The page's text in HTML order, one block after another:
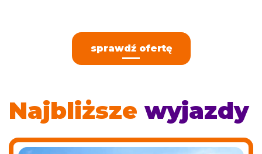
sprawdź ofertę
Najbliższe wyjazdy